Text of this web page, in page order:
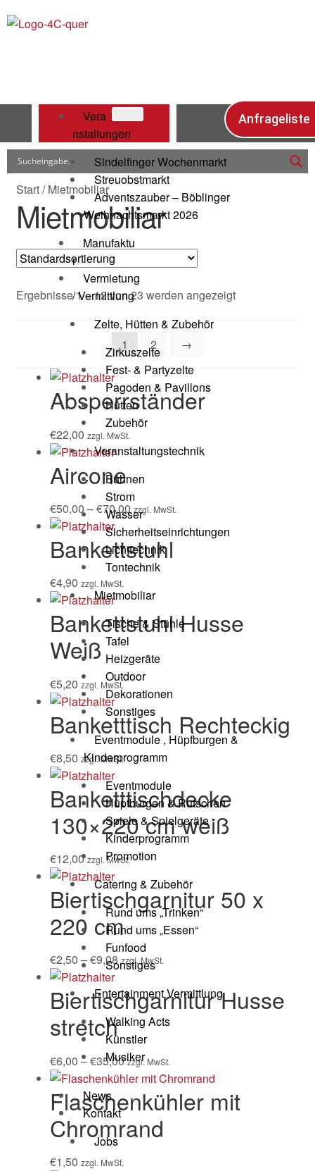
Vera
nstaltungen
Sindelfinger Wochenmarkt
Streuobstmarkt
Adventszauber – Böblinger
Weihnachtsmarkt 2026
Manufaktu
r
Vermietung
/ Vermittlung
Zelte, Hütten & Zubehör
Zirkuszelte
Fest- & Partyzelte
Pagoden & Pavillons
Hütten
Zubehör
Veranstaltungstechnik
Bühnen
Strom
Wasser
Sicherheitseinrichtungen
Lichttechnik
Tontechnik
Mietmobiliar
Tische & Stühle
Tafel
Heizgeräte
Outdoor
Dekorationen
Sonstiges
Eventmodule , Hüpfburgen &
Kinderprogramm
Eventmodule
Hüpfburgen & Rutschen
Spiele & Spielgeräte
Kinderprogramm
Promotion
Catering & Zubehör
Rund ums „Trinken“
Rund ums „Essen“
Funfood
Sonstiges
Entertainment Vermittlung
Walking Acts
Künstler
Musiker
News
Kontakt
Jobs
Anfrageliste
Start/Mietmobiliar
Mietmobiliar
Ergebnisse 1 – 12 von 23 werden angezeigt
1 2 →
Absperrständer
€22,00 zzgl. MwSt.
Aircone
€50,00–€70,00 zzgl. MwSt.
Bankettstuhl
€4,90 zzgl. MwSt.
Bankettstuhl Husse
Weiß
€5,20 zzgl. MwSt.
Banketttisch Rechteckig
€8,50 zzgl. MwSt.
Banketttischdecke
130×220 cm weiß
€12,00 zzgl. MwSt.
Biertischgarnitur 50 x
220 cm
€2,50 –€9,08 zzgl. MwSt.
Biertischgarnitur Husse
stretch
€6,00 –€35,00 zzgl. MwSt.
Flaschenkühler mit
Chromrand
€1,50 zzgl. MwSt.